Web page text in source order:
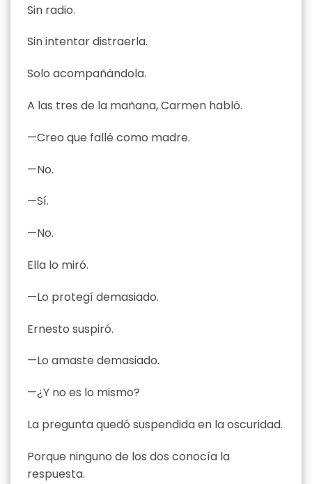
Sin radio.
Sin intentar distraerla.
Solo acompañándola.
A las tres de la mañana, Carmen habló.
—Creo que fallé como madre.
—No.
—Sí.
—No.
Ella lo miró.
—Lo protegí demasiado.
Ernesto suspiró.
—Lo amaste demasiado.
—¿Y no es lo mismo?
La pregunta quedó suspendida en la oscuridad.
Porque ninguno de los dos conocía la
respuesta.